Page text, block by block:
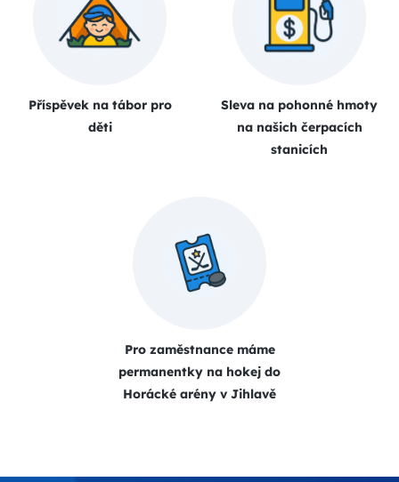
Příspěvek na tábor pro
děti
Sleva na pohonné hmoty
na našich čerpacích
stanicích
Pro zaměstnance máme
permanentky na hokej do
Horácké arény v Jihlavě